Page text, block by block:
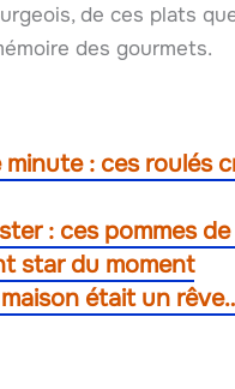
de ces plats
des gourmets.
: ces roulés
: ces pommes
star du moment
était un